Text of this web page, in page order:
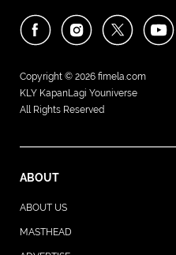
Copyright © 2026 fimela.com
KLY KapanLagi Youniverse
All Rights Reserved
ABOUT
ABOUT US
MASTHEAD